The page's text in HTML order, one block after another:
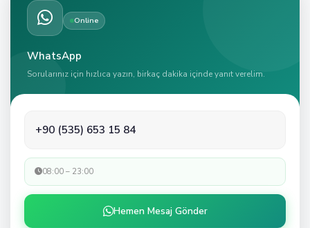
Online
WhatsApp
Sorularınız için hızlıca yazın, birkaç dakika içinde yanıt verelim.
+90 (535) 653 15 84
08:00 – 23:00
Hemen Mesaj Gönder